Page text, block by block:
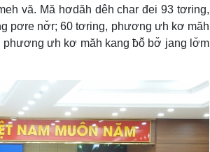
vă. Mă hơdăh dêh char đei 93 tơring,
pơre nơ̆r; 60 tơring, phương ưh kơ măh
phương ưh kơ măh kang ƀô̆ bơ̆ jang lơ̆m